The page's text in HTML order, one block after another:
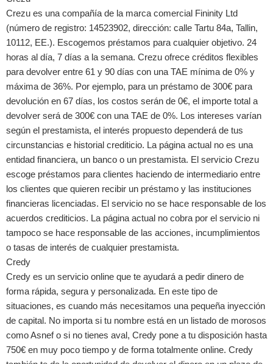
Crezu es una compañía de la marca comercial Fininity Ltd
(número de registro: 14523902, dirección: calle Tartu 84a, Tallin,
10112, EE.). Escogemos préstamos para cualquier objetivo. 24
horas al día, 7 días a la semana. Crezu ofrece créditos flexibles
para devolver entre 61 y 90 días con una TAE mínima de 0% y
máxima de 36%. Por ejemplo, para un préstamo de 300€ para
devolución en 67 días, los costos serán de 0€, el importe total a
devolver será de 300€ con una TAE de 0%. Los intereses varían
según el prestamista, el interés propuesto dependerá de tus
circunstancias e historial crediticio. La página actual no es una
entidad financiera, un banco o un prestamista. El servicio Crezu
escoge préstamos para clientes haciendo de intermediario entre
los clientes que quieren recibir un préstamo y las instituciones
financieras licenciadas. El servicio no se hace responsable de los
acuerdos crediticios. La página actual no cobra por el servicio ni
tampoco se hace responsable de las acciones, incumplimientos
o tasas de interés de cualquier prestamista.
Credy
Credy es un servicio online que te ayudará a pedir dinero de
forma rápida, segura y personalizada. En este tipo de
situaciones, es cuando más necesitamos una pequeña inyección
de capital. No importa si tu nombre está en un listado de morosos
como Asnef o si no tienes aval, Credy pone a tu disposición hasta
750€ en muy poco tiempo y de forma totalmente online. Credy